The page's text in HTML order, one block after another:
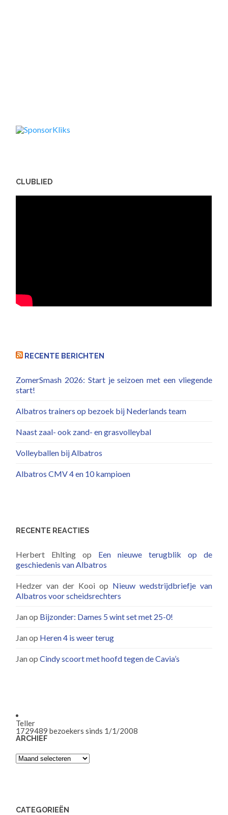
CLUBLIED
RECENTE BERICHTEN
ZomerSmash 2026: Start je seizoen met een vliegende
start!
Albatros trainers op bezoek bij Nederlands team
Naast zaal- ook zand- en grasvolleybal
Volleyballen bij Albatros
Albatros CMV 4 en 10 kampioen
RECENTE REACTIES
Herbert Ehlting op Een nieuwe terugblik op de
geschiedenis van Albatros
Hedzer van der Kooi op Nieuw wedstrijdbriefje van
Albatros voor scheidsrechters
Janop Bijzonder: Dames 5 wint set met 25-0!
Janop Heren 4 is weer terug
JanopCindy scoort met hoofd tegen de Cavia’s
Teller
1729489 bezoekers sinds 1/1/2008
ARCHIEF
Archief
CATEGORIEËN